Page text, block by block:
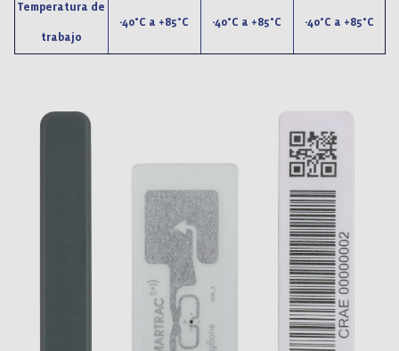
Temperatura de
trabajo
-40°C a +85°C -40°C a +85°C -40°C a +85°C